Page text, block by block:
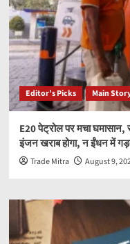
Editor’s Picks Main
E20 पेट्रोल पर मचा घमासान,
इंजन खराब होगा, न ईंधन में
Trade Mitra August 9,